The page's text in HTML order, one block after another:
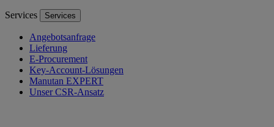
Services Services
Angebotsanfrage
Lieferung
E-Procurement
Key-Account-Lösungen
Manutan EXPERT
Unser CSR-Ansatz